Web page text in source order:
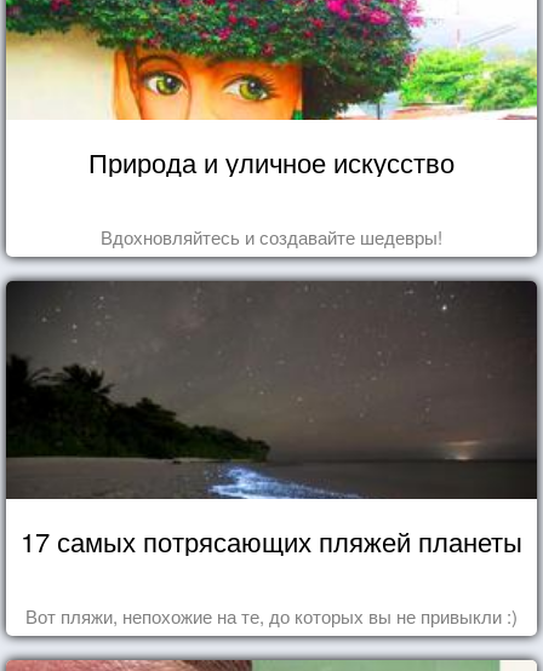
Природа и уличное искусство
Вдохновляйтесь и создавайте шедевры!
17 самых потрясающих пляжей планеты
Вот пляжи, непохожие на те, до которых вы не привыкли :)